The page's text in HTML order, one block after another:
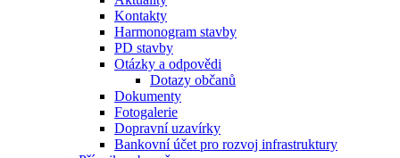
Kontakty
Harmonogram stavby
PD stavby
Otázky a odpovědi
Dotazy občanů
Dokumenty
Fotogalerie
Dopravní uzavírky
Bankovní účet pro rozvoj infrastruktury